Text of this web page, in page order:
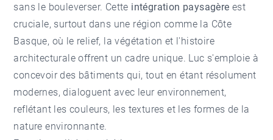
sans le bouleverser. Cette intégration paysagère est
cruciale, surtout dans une région comme la Côte
Basque, où le relief, la végétation et l'histoire
architecturale offrent un cadre unique. Luc s'emploie à
concevoir des bâtiments qui, tout en étant résolument
modernes, dialoguent avec leur environnement,
reflétant les couleurs, les textures et les formes de la
nature environnante.